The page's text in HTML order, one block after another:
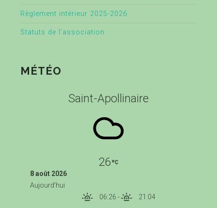
Règlement intérieur 2025-2026
Statuts de l’association
MÉTÉO
Saint-Apollinaire
26
8 août 2026
Aujourd'hui
06:26 - 21:04